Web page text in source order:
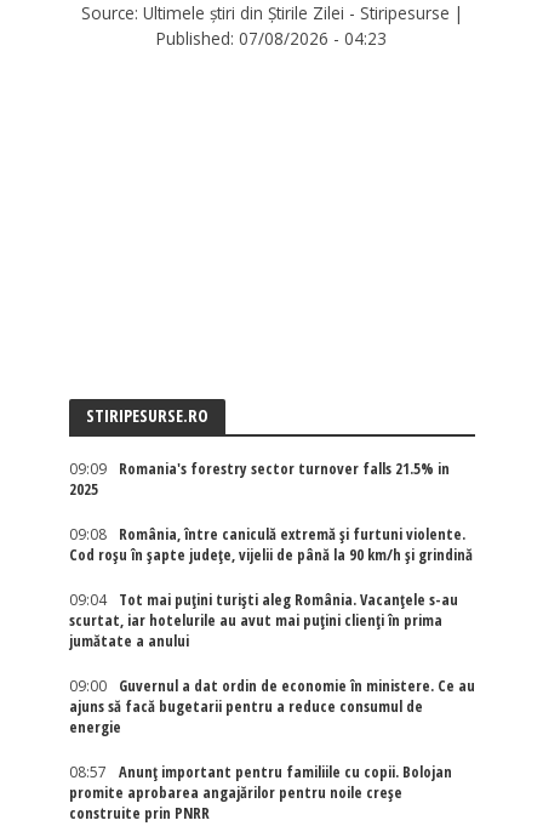
Source: Ultimele știri din Știrile Zilei - Stiripesurse |
Published: 07/08/2026 - 04:23
STIRIPESURSE.RO
09:09
Romania's forestry sector turnover falls 21.5% in
2025
09:08
România, între caniculă extremă și furtuni violente.
Cod roșu în șapte județe, vijelii de până la 90 km/h și grindină
09:04
Tot mai puțini turiști aleg România. Vacanțele s-au
scurtat, iar hotelurile au avut mai puțini clienți în prima
jumătate a anului
09:00
Guvernul a dat ordin de economie în ministere. Ce au
ajuns să facă bugetarii pentru a reduce consumul de
energie
08:57
Anunț important pentru familiile cu copii. Bolojan
promite aprobarea angajărilor pentru noile creșe
construite prin PNRR